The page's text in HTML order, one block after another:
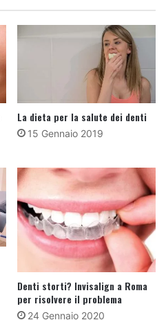
La dieta per la salute dei denti
15 Gennaio 2019
Denti storti? Invisalign a Roma
per risolvere il problema
24 Gennaio 2020